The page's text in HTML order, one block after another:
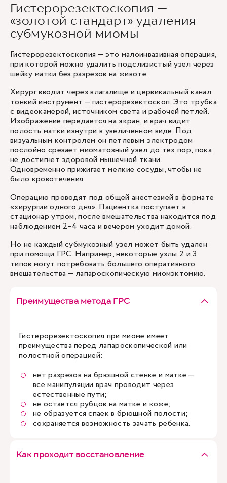
Гистерорезектоскопия —
«золотой стандарт» удаления
субмукозной миомы
Гистерорезектоскопия — это малоинвазивная операция,
при которой можно удалить подслизистый узел через
шейку матки без разрезов на животе.
Хирург вводит через влагалище и цервикальный канал
тонкий инструмент — гистерорезектоскоп. Это трубка
с видеокамерой, источником света и рабочей петлей.
Изображение передается на экран, и врач видит
полость матки изнутри в увеличенном виде. Под
визуальным контролем он петлевым электродом
послойно срезает миоматозный узел до тех пор, пока
не достигнет здоровой мышечной ткани.
Одновременно прижигает мелкие сосуды, чтобы не
было кровотечения.
Операцию проводят под общей анестезией в формате
«хирургии одного дня». Пациентка поступает в
стационар утром, после вмешательства находится под
наблюдением 2–4 часа и вечером уходит домой.
Но не каждый субмукозный узел может быть удален
при помощи ГРС. Например, некоторые узлы 2 и 3
типов могут потребовать большего оперативного
вмешательства — лапароскопическую миомэктомию.
Преимущества метода ГРС
Гистерорезектоскопия при миоме имеет
преимущества перед лапароскопической или
полостной операцией:
нет разрезов на брюшной стенке и матке —
все манипуляции врач проводит через
естественные пути;
не остается рубцов на матке и коже;
не образуется спаек в брюшной полости;
сохраняется возможность зачать ребенка.
Как проходит восстановление